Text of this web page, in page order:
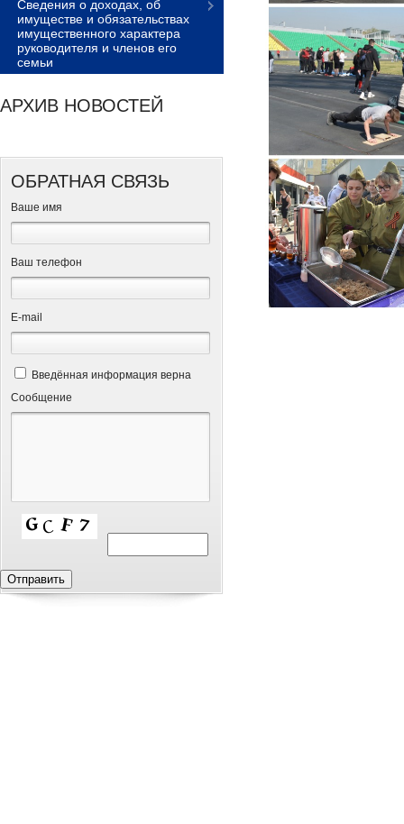
Сведения о доходах, об
имуществе и обязательствах
имущественного характера
руководителя и членов его
семьи
АРХИВ НОВОСТЕЙ
ОБРАТНАЯ СВЯЗЬ
Ваше имя
Ваш телефон
Е-mail
Введённая информация верна
Сообщение